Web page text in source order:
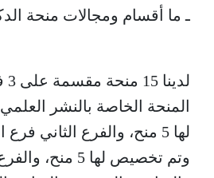
ـ ما أقسام ومجالات منحة
المنحة الخاصة بالنشر
لها 5 منح، والفرع الثاني
وتم تخصيص لها 5